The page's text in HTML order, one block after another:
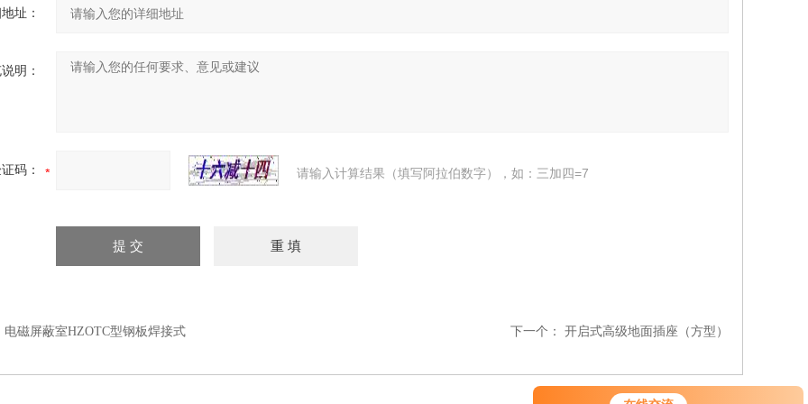
址：
明：
码： 请输入计算结果（填写阿拉伯数字），如：三加四=7
电磁屏蔽室HZOTC型钢板焊接式 下一个： 开启式高级地面插座（方型）